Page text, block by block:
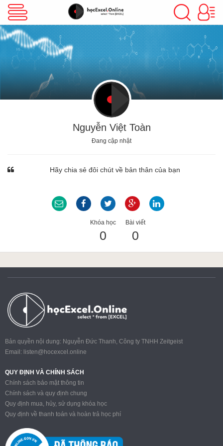
VBA Excel
Excel Cơ Bản
Excel Nâng Cao
Google Sheet
MOS
Power BI
Nguyễn Việt Toàn
Đang cập nhật
Hãy chia sẻ đôi chút về bản thân của bạn
Khóa học
0
Bài viết
0
Bản quyền nội dung: Nguyễn Đức Thanh, Công ty TNHH Zeitgeist
Email: listen@hocexcel.online
QUY ĐỊNH VÀ CHÍNH SÁCH
Chính sách bảo mật thông tin
Chính sách và quy định chung
Quy định mua, hủy, sử dụng khóa học
Quy định về thanh toán và hoàn trả học phí